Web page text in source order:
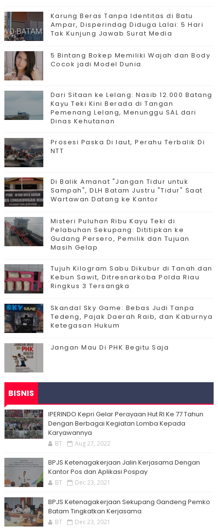
Karung Beras Tanpa Identitas di Batu
Ampar, Disperindag Diduga Lalai: 5 Hari
Tak Kunjung Jawab Surat Media
5 Bintang Bokep Memiliki Wajah dan Body
Cocok jadi Model Dunia
Dari Sitaan ke Lelang: Nasib 12.000 Batang
Kayu Teki Kini Berada di Tangan
Pemenang Lelang, Menunggu SAL dari
Dinas Kehutanan
Prosesi Paska Di laut, Perahu Terbalik Di
NTT
Di Balik Amanat "Jangan Tidur untuk
Sampah", DLH Batam Justru "Tidur" Saat
Wartawan Datang ke Kantor
Misteri Puluhan Ribu Kayu Teki di
Pelabuhan Sekupang: Dititipkan ke
Gudang Persero, Pemilik dan Tujuan
Masih Gelap
Tujuh Kilogram Sabu Dikubur di Tanah dan
Kebun Sawit, Ditresnarkoba Polda Riau
Ringkus 3 Tersangka
Skandal Sky Game: Bebas Judi Tanpa
Tedeng, Pajak Daerah Raib, dan Kaburnya
Ketegasan Hukum
Jangan Mau Di PHK Begitu Saja
BISNIS
IPERINDO Kepri Gelar Perayaan Hut RI Ke 77 Tahun
Dengan Berbagai Kegiatan Lomba Kepada
Karyawannya
BT Aug 27, 2022
BPJS Ketenagakerjaan Jalin Kerjasama Dengan
Kantor Pos dan Aplikasi Pospay
BT Dec 23, 2021
BPJS Ketenagakerjaan Sekupang Gandeng Pemko
Batam Tingkatkan Kerjasama
BT Dec 23, 2021